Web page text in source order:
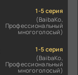
1-5 серия
(BaibaKo,
Профессиональный
многоголосый)
1-5 серия
(BaibaKo,
Профессиональный
многоголосый)